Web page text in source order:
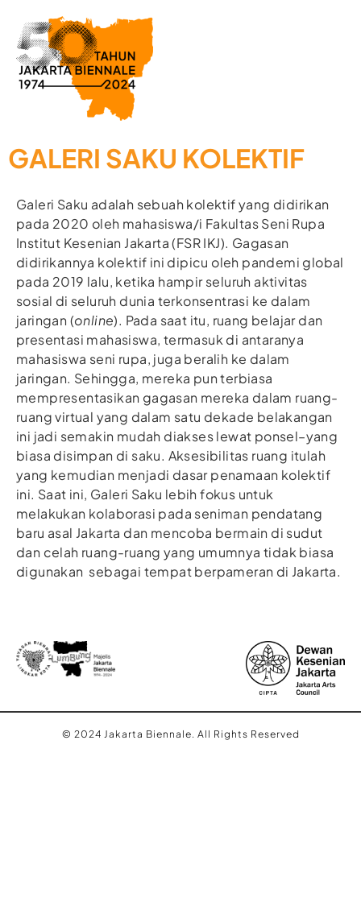
GALERI SAKU KOLEKTIF
Galeri Saku adalah sebuah kolektif yang didirikan
pada 2020 oleh mahasiswa/i Fakultas Seni Rupa
Institut Kesenian Jakarta (FSR IKJ). Gagasan
didirikannya kolektif ini dipicu oleh pandemi global
pada 2019 lalu, ketika hampir seluruh aktivitas
sosial di seluruh dunia terkonsentrasi ke dalam
jaringan (online). Pada saat itu, ruang belajar dan
presentasi mahasiswa, termasuk di antaranya
mahasiswa seni rupa, juga beralih ke dalam
jaringan. Sehingga, mereka pun terbiasa
mempresentasikan gagasan mereka dalam ruang-
ruang virtual yang dalam satu dekade belakangan
ini jadi semakin mudah diakses lewat ponsel–yang
biasa disimpan di saku. Aksesibilitas ruang itulah
yang kemudian menjadi dasar penamaan kolektif
ini. Saat ini, Galeri Saku lebih fokus untuk
melakukan kolaborasi pada seniman pendatang
baru asal Jakarta dan mencoba bermain di sudut
dan celah ruang-ruang yang umumnya tidak biasa
digunakan sebagai tempat berpameran di Jakarta.
© 2024 Jakarta Biennale. All Rights Reserved